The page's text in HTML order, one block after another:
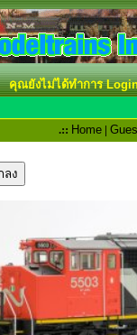
คุณยังไม่ได้ทำการ
.:: Home |